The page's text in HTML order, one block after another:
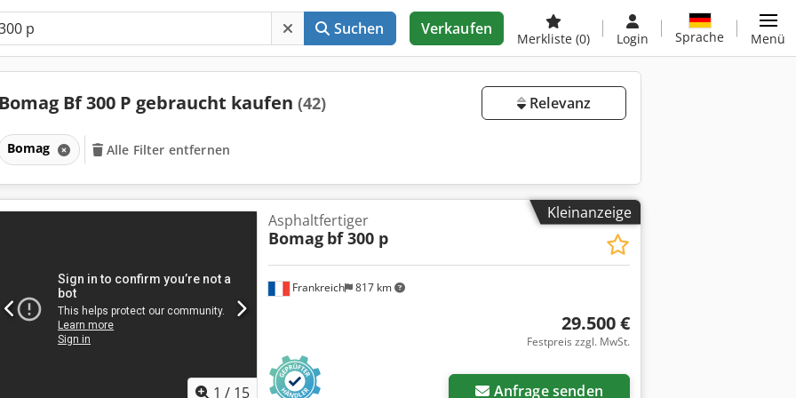
Suchen Verkaufen
Merkliste (0) Login Sprache Menü
Bomag Bf 300 P gebraucht kaufen (42) Relevanz
Bomag Alle Filter entfernen
Kleinanzeige
1 / 15
Frankreich 817 km
Asphaltfertiger
Bomag bf 300 p
29.500 €
Festpreis zzgl. MwSt.
Anfrage senden